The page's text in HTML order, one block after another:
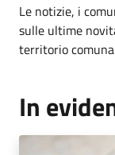
Le notizie, i
sulle ultime
territorio
In